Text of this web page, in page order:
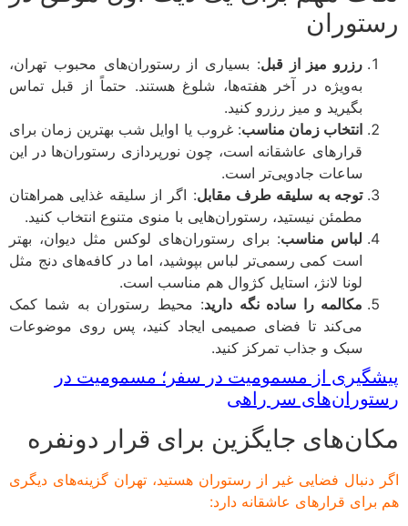
رزرو میز از قبل : بسیاری از رستوران‌های محبوب تهران،
به‌ویژه در آخر هفته‌ها، شلوغ هستند. حتماً از قبل تماس
بگیرید و میز رزرو کنید.
انتخاب زمان مناسب: غروب یا اوایل شب بهترین زمان برای
قرارهای عاشقانه است، چون نورپردازی رستوران‌ها در این
ساعات جادویی‌تر است.
توجه به سلیقه طرف مقابل: اگر از سلیقه غذایی همراهتان
مطمئن نیستید، رستوران‌هایی با منوی متنوع انتخاب کنید.
لباس مناسب: برای رستوران‌های لوکس مثل دیوان، بهتر
است کمی رسمی‌تر لباس بپوشید، اما در کافه‌های دنج مثل
لونا لانژ، استایل کژوال هم مناسب است.
مکالمه را ساده نگه دارید: محیط رستوران به شما کمک
می‌کند تا فضای صمیمی ایجاد کنید، پس روی موضوعات
سبک و جذاب تمرکز کنید.
از مسمومیت در سفر؛ مسمومیت در
سر راهی
جایگزین برای قرار دونفره
دنبال فضایی غیر از رستوران هستید، تهران گزینه‌های دیگری
قرارهای عاشقانه دارد: